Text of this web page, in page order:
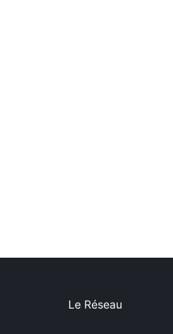
Le Réseau